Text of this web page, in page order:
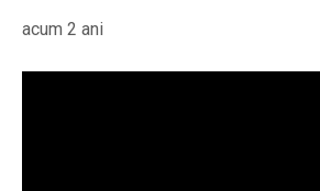
acum 2 ani